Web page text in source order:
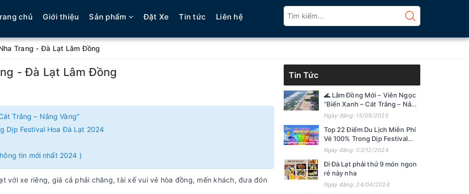
chủ Giới thiệu Sản phẩm Đặt Xe Tin tức Liên hệ
Trang - Đà Lạt Lâm Đồng
- Đà Lạt Lâm Đồng
Trắng – Nắng Vàng”
Dịp Festival Hoa Đà Lạt 2024
tin mới nhất 2024 )
với xe riêng, giá cả phải chăng, tài xế vui vẻ hòa đồng, mến khách, đưa đón
Tin Tức
🌊 Lâm Đồng Mới – Viên Ngọc
“Biển Xanh – Cát Trắng – Nắng
Vàng”
Ngày đăng: 15/09/2025
Top 22 Điểm Du Lịch Miễn Phí
Vé 100% Trong Dịp Festival
Hoa Đà Lạt 2024
Ngày đăng: 03/12/2024
Đi Đà Lạt phải thử 9 món ngon
rẻ này nha
Ngày đăng: 24/04/2024